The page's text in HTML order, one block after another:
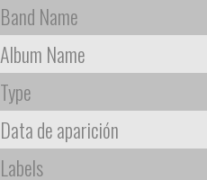
Band Name
Album Name
Type
Data de aparición
Labels